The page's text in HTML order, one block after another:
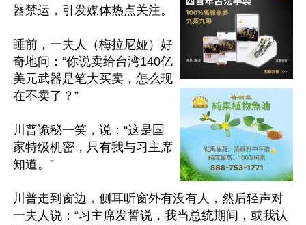
器禁运，引发媒体热点关注。
睡前，一夫人（梅拉尼娅）好
奇地问：“你说卖给台湾140亿
美元武器是笔大买卖，怎么现
在不卖了？”
川普诡秘一笑，说：“这是国
家特级机密，只有我与习主席
知道。”
川普走到窗边，侧耳听窗外有没有人，然后轻声对
一夫人说：“习主席发誓说，我当总统期间，或我认